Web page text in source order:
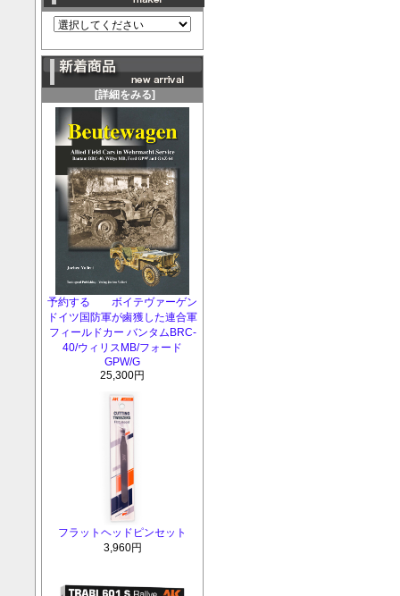
[詳細をみる]
予約する ボイテヴァーゲン
ドイツ国防軍が鹵獲した連合軍
フィールドカー バンタムBRC-
40/ウィリスMB/フォード
GPW/G
25,300円
フラットヘッドピンセット
3,960円